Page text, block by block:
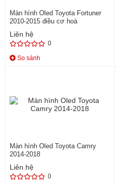
Màn hình Oled Toyota Fortuner
2010-2015 điều cơ hoà
Liên hệ
0
So sánh
Màn hình Oled Toyota Camry
2014-2018
Liên hệ
0